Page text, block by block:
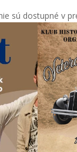
sú dostupné v